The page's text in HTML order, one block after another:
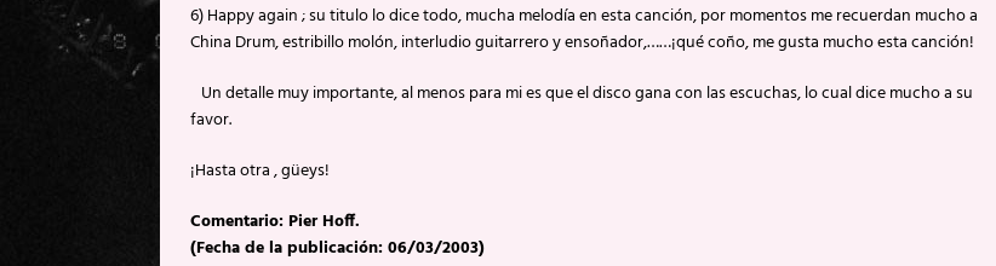
6) Happy again ; su titulo lo dice todo, mucha melodía en esta canción, por momentos me recuerdan mucho a
China Drum, estribillo molón, interludio guitarrero y ensoñador,……¡qué coño, me gusta mucho esta canción!
Un detalle muy importante, al menos para mi es que el disco gana con las escuchas, lo cual dice mucho a su
favor.
¡Hasta otra , güeys!
Comentario: Pier Hoff.
(Fecha de la publicación: 06/03/2003)